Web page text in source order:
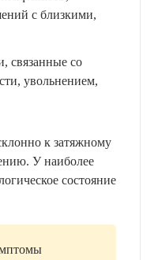
с близкими,
связанные со
увольнением,
к затяжному
У наиболее
состояние